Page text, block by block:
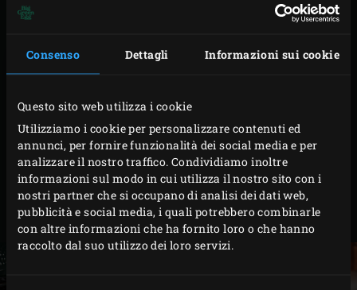
Consenso Dettagli Informazioni sui cookie
Questo sito web utilizza i cookie
Utilizziamo i cookie per personalizzare contenuti ed
annunci, per fornire funzionalità dei social media e per
analizzare il nostro traffico. Condividiamo inoltre
informazioni sul modo in cui utilizza il nostro sito con i
nostri partner che si occupano di analisi dei dati web,
pubblicità e social media, i quali potrebbero combinarle
con altre informazioni che ha fornito loro o che hanno
raccolto dal suo utilizzo dei loro servizi.
pellicola e lasciarlo riposare in frigo per 1 ora.
una ciotola. Sbattere l’uovo, aggiungerlo alla farina
frullate, il burro e la farina di mais. Mescolare bene.
Pelare le mele, estratte i torsoli e tagliarle a cubetti
di 2 cm. Mescolarle al ripieno insieme all’uvetta.
Per la copertura, sbattere l’uovo, in una ciotola
aggiungere la pasta di mandorla. Mescolare bene e
riporla in una tasca da pasticcere.